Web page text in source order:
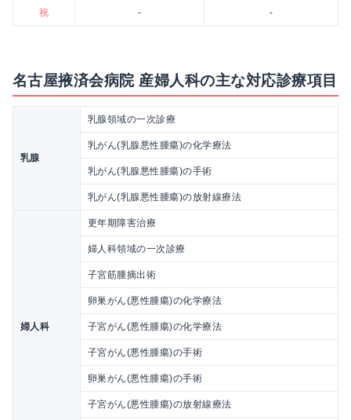
祝 - -
名古屋掖済会病院 産婦人科の主な対応診療項目
乳腺
乳腺領域の一次診療
乳がん(乳腺悪性腫瘍)の化学療法
乳がん(乳腺悪性腫瘍)の手術
乳がん(乳腺悪性腫瘍)の放射線療法
婦人科
更年期障害治療
婦人科領域の一次診療
子宮筋腫摘出術
卵巣がん(悪性腫瘍)の化学療法
子宮がん(悪性腫瘍)の化学療法
子宮がん(悪性腫瘍)の手術
卵巣がん(悪性腫瘍)の手術
子宮がん(悪性腫瘍)の放射線療法